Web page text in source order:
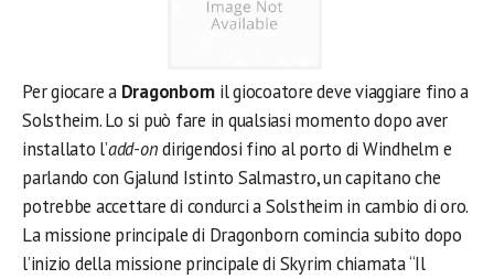
Per giocare a Dragonborn il giocoatore deve viaggiare fino a
Solstheim. Lo si può fare in qualsiasi momento dopo aver
installato l’add-ondirigendosi fino al porto di Windhelm e
parlando con Gjalund Istinto Salmastro, un capitano che
potrebbe accettare di condurci a Solstheim in cambio di oro.
La missione principale di Dragonborn comincia subito dopo
l’inizio della missione principale di Skyrim chiamata “Il